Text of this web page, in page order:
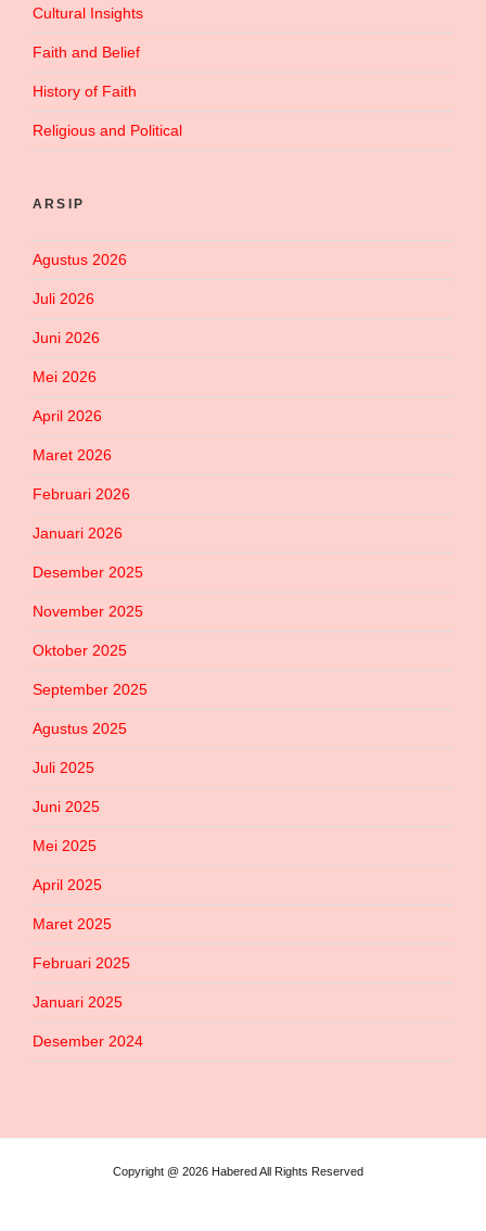
Cultural Insights
Faith and Belief
History of Faith
Religious and Political
ARSIP
Agustus 2026
Juli 2026
Juni 2026
Mei 2026
April 2026
Maret 2026
Februari 2026
Januari 2026
Desember 2025
November 2025
Oktober 2025
September 2025
Agustus 2025
Juli 2025
Juni 2025
Mei 2025
April 2025
Maret 2025
Februari 2025
Januari 2025
Desember 2024
Copyright @ 2026 Habered All Rights Reserved